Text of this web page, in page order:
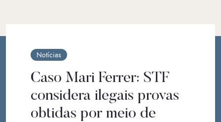
Notícias
Caso Mari Ferrer: STF
considera ilegais provas
obtidas por meio de